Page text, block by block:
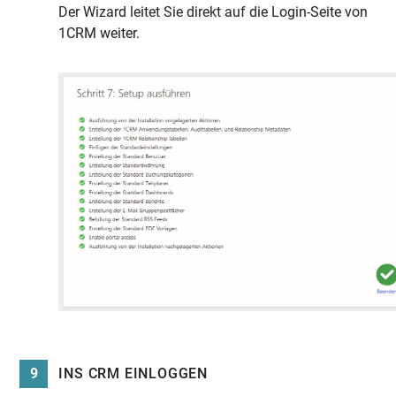
Der Wizard leitet Sie direkt auf die Login-Seite von
1CRM weiter.
9 INS CRM EINLOGGEN